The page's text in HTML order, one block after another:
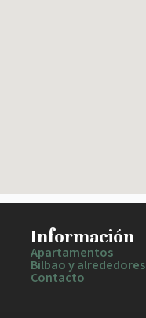
Información
Apartamentos
Bilbao y alrededores
Contacto